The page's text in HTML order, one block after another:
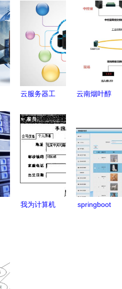
云服务器工
背景与关键
技能 数据
库与计算机
网络服务
云南烟叶醇
规划建设
数据库及计
算机网络服
务的关键支
撑
我为计算机
springboot